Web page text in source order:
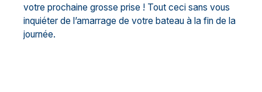
votre prochaine grosse prise ! Tout ceci sans vous
inquiéter de l’amarrage de votre bateau à la fin de la
journée.